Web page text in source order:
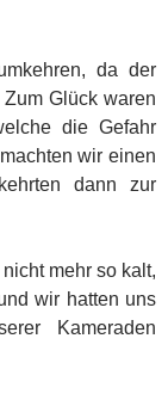
da der
Glück waren
die Gefahr
wir einen
dann zur
mehr so kalt,
wir hatten uns
Kameraden